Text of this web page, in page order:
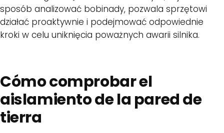
sposób analizować bobinady, pozwala sprzętowi
działać proaktywnie i podejmować odpowiednie
kroki w celu uniknięcia poważnych awarii silnika.
Cómo comprobar el
aislamiento de la pared de
tierra